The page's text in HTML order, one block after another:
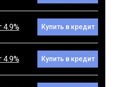
4.9% Купить в кредит
4.9% Купить в кредит